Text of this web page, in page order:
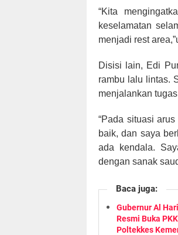
“Kita
keselamatan
menjadi rest
Disisi lain, Edi
rambu lalu lintas.
menjalankan
“Pada situasi
baik, dan saya
ada kendala.
dengan sanak
Baca juga:
Gubernur Al
Resmi Buka
Poltekkes